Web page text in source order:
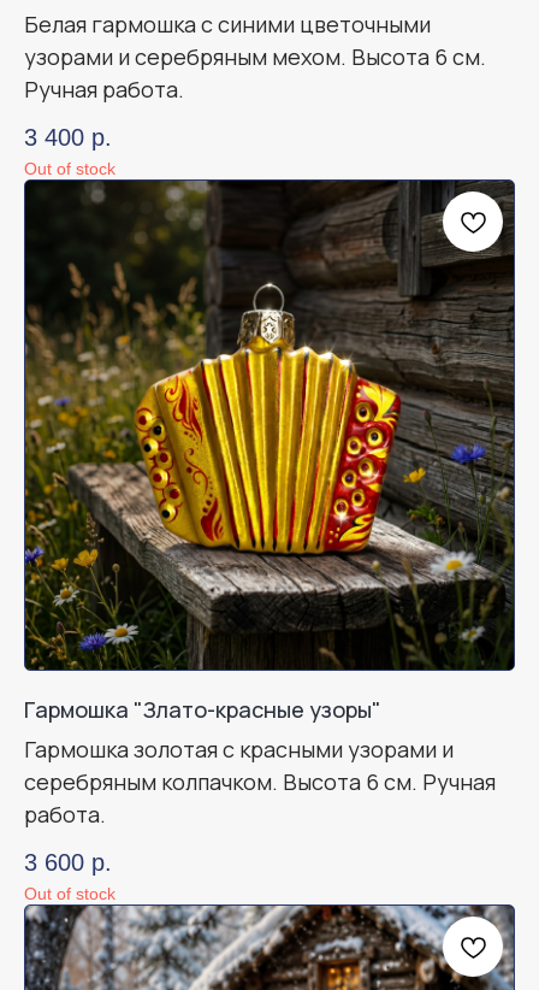
Белая гармошка с синими цветочными
узорами и серебряным мехом. Высота 6 см.
Ручная работа.
3 400 р.
Out of stock
Гармошка "Злато-красные узоры"
Гармошка золотая с красными узорами и
серебряным колпачком. Высота 6 см. Ручная
работа.
3 600 р.
Out of stock